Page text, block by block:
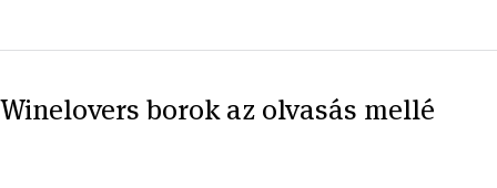
Winelovers borok az olvasás mellé